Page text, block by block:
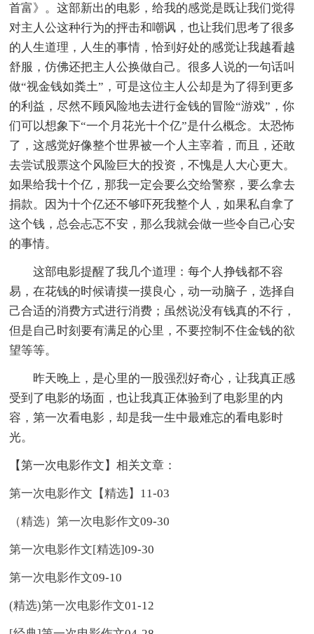
首富》。这部新出的电影，给我的感觉是既让我们觉得
对主人公这种行为的抨击和嘲讽，也让我们思考了很多
的人生道理，人生的事情，恰到好处的感觉让我越看越
舒服，仿佛还把主人公换做自己。很多人说的一句话叫
做“视金钱如粪土”，可是这位主人公却是为了得到更多
的利益，尽然不顾风险地去进行金钱的冒险“游戏”，你
们可以想象下“一个月花光十个亿”是什么概念。太恐怖
了，这感觉好像整个世界被一个人主宰着，而且，还敢
去尝试股票这个风险巨大的投资，不愧是人大心更大。
如果给我十个亿，那我一定会要么交给警察，要么拿去
捐款。因为十个亿还不够吓死我整个人，如果私自拿了
这个钱，总会忐忑不安，那么我就会做一些令自己心安
的事情。
这部电影提醒了我几个道理：每个人挣钱都不容
易，在花钱的时候请摸一摸良心，动一动脑子，选择自
己合适的消费方式进行消费；虽然说没有钱真的不行，
但是自己时刻要有满足的心里，不要控制不住金钱的欲
望等等。
昨天晚上，是心里的一股强烈好奇心，让我真正感
受到了电影的场面，也让我真正体验到了电影里的内
容，第一次看电影，却是我一生中最难忘的看电影时
光。
【第一次电影作文】相关文章：
第一次电影作文【精选】 11-03
（精选）第一次电影作文09-30
第一次电影作文[精选]09-30
第一次电影作文09-10
(精选)第一次电影作文01-12